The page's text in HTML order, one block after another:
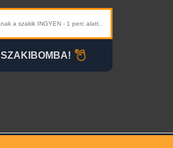
SZAKIBOMBA!